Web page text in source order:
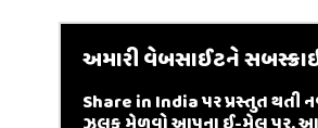
અમારી વેબસાઈટને
Share in India પર પ્રસ્તુત થતી